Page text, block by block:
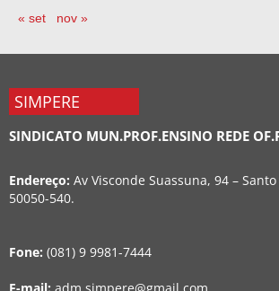
« set
nov »
SIMPERE
SINDICATO MUN.PROF.ENSINO REDE
Endereço: Av Visconde Suassuna, 94 – Santo
50050-540.
Fone: (081) 9 9981-7444